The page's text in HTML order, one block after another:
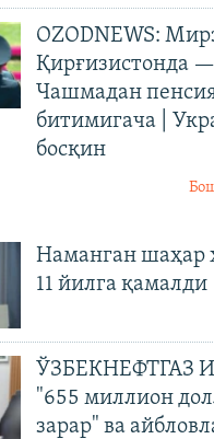
OZODNEWS:
Қирғизистонда —
Чашмадан
битимигача |
босқин
Наманган шаҳар
11 йилга қамалди
ЎЗБЕКНЕФТГАЗ
"655 миллион
зарар" ва